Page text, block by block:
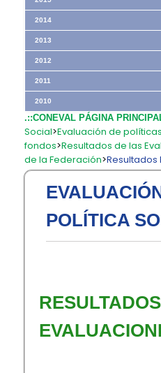
2014
2013
2012
2011
2010
.::CONEVAL PÁGINA
Social>Evaluación de
fondos>Resultados de las
de la Federación>Resultados
POLÍTICA